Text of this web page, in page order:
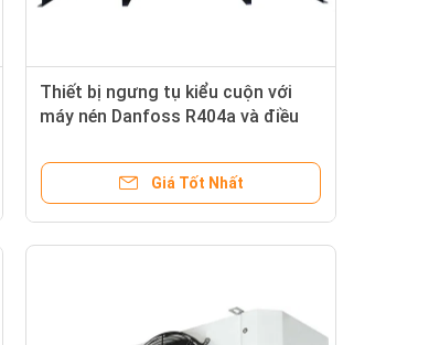
Thiết bị ngưng tụ kiểu cuộn với
máy nén Danfoss R404a và điều
Giá Tốt Nhất